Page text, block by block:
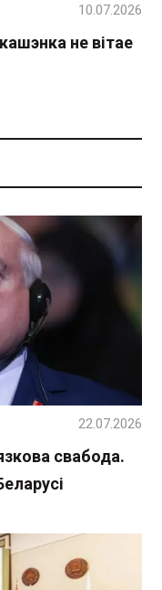
не вітае
10.07.2026
свабода.
22.07.2026